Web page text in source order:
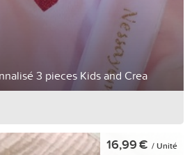
3 pieces Kids and Crea
16,99 € / Unité